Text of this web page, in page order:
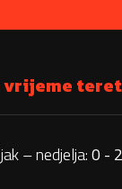
vrijeme
– nedjelja:0 -